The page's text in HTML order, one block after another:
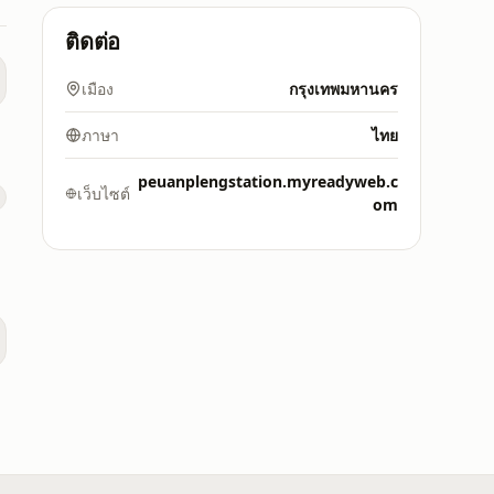
ติดต่อ
เมือง กรุงเทพมหานคร
ภาษา ไทย
เว็บไซต์
peuanplengstation.myreadyweb.c
om